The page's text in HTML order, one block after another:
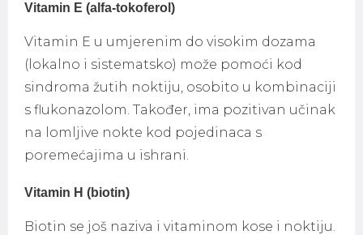
Vitamin E (alfa-tokoferol)
Vitamin E u umjerenim do visokim dozama
(lokalno i sistematsko) može pomoći kod
sindroma žutih noktiju, osobito u kombinaciji
s flukonazolom. Također, ima pozitivan učinak
na lomljive nokte kod pojedinaca s
poremećajima u ishrani.
Vitamin H (biotin)
Biotin se još naziva i vitaminom kose i noktiju.